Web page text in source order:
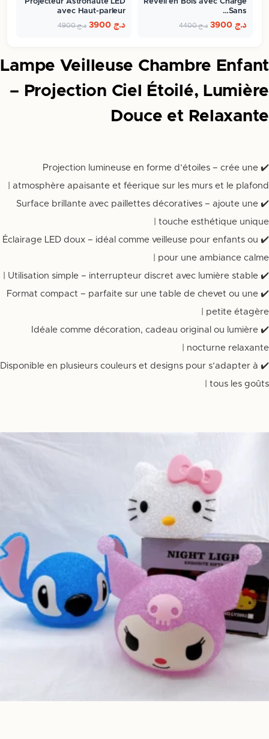
Sans…
د.ج د.ج4400
avec Haut-parleur
Bluetooth…
د.ج د.ج4900
Lampe Veilleuse Chambre Enfant
– Projection Ciel Étoilé, Lumière
Douce et Relaxante
✔️ Projection lumineuse en forme d’étoiles – crée une
atmosphère apaisante et féerique sur les murs et le plafond |
✔️ Surface brillante avec paillettes décoratives – ajoute une
touche esthétique unique |
✔️ Éclairage LED doux – idéal comme veilleuse pour enfants ou
pour une ambiance calme |
✔️ Utilisation simple – interrupteur discret avec lumière stable |
✔️ Format compact – parfaite sur une table de chevet ou une
petite étagère |
✔️ Idéale comme décoration, cadeau original ou lumière
nocturne relaxante |
✔️ Disponible en plusieurs couleurs et designs pour s’adapter à
tous les goûts |